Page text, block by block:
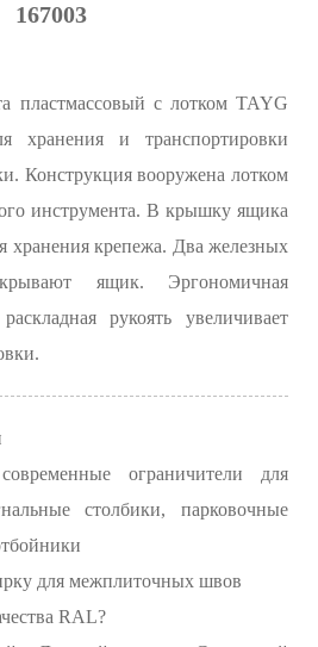
167003
пластмассовый с лотком TAYG
хранения и транспортировки
Конструкция вооружена лотком
инструмента. В крышку ящика
хранения крепежа. Два железных
ящик. Эргономичная
рукоять увеличивает
ограничители для
столбики, парковочные
для межплиточных швов
RAL?